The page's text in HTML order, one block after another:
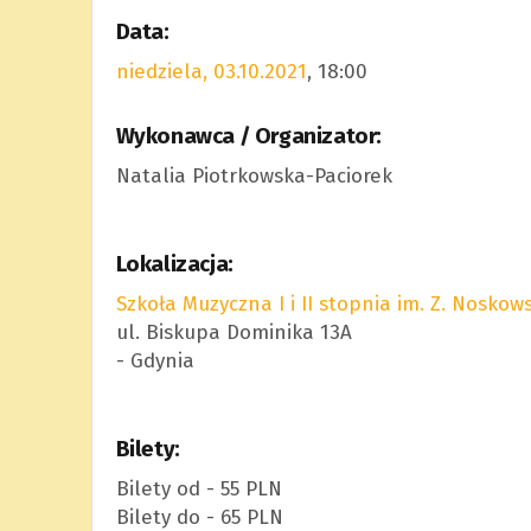
Data:
niedziela, 03.10.2021, 18:00
Wykonawca / Organizator:
Natalia Piotrkowska-Paciorek
Lokalizacja:
Szkoła Muzyczna I i II stopnia im. Z.
ul. Biskupa Dominika 13A
- Gdynia
Bilety:
Bilety od - 55 PLN
Bilety do - 65 PLN